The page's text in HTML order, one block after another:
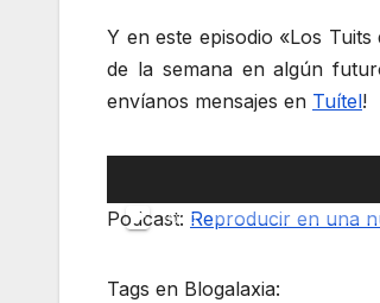
Y en este episodio «Los
de la semana en algún
envíanos mensajes en Tuítel!
de
audio
00:00
Podcast: Reproducir en una
Tags en Blogalaxia: